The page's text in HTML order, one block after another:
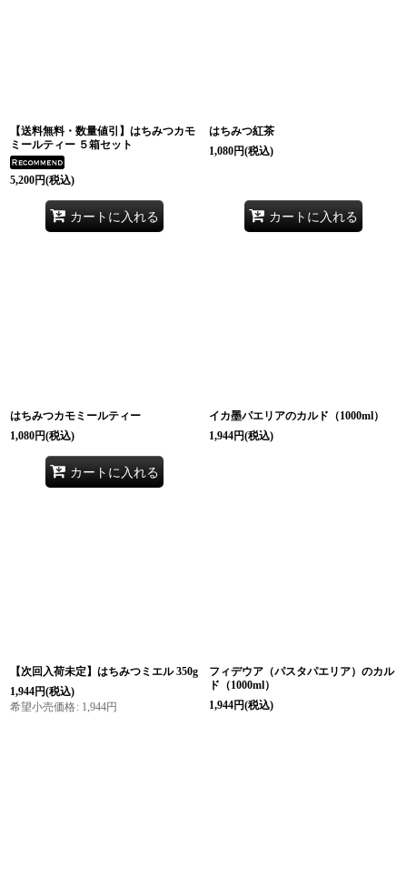
【送料無料・数量値引】はちみつカモ
ミールティー ５箱セット
5,200円(税込)
カートに入れる
はちみつ紅茶
1,080円(税込)
カートに入れる
はちみつカモミールティー
1,080円(税込)
カートに入れる
イカ墨パエリアのカルド（1000ml）
1,944円(税込)
【次回入荷未定】はちみつミエル 350g
1,944円(税込)
希望小売価格: 1,944円
フィデウア（パスタパエリア）のカル
ド（1000ml）
1,944円(税込)